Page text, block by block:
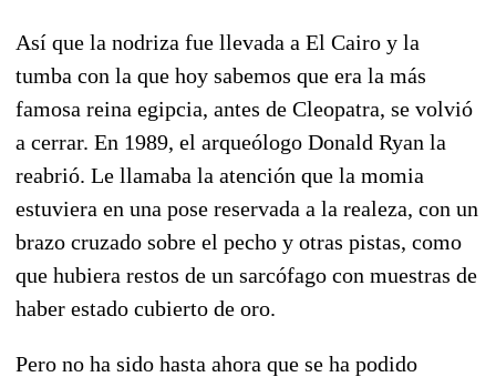
Así que la nodriza fue llevada a El Cairo y la
tumba con la que hoy sabemos que era la más
famosa reina egipcia, antes de Cleopatra, se volvió
a cerrar. En 1989, el arqueólogo Donald Ryan la
reabrió. Le llamaba la atención que la momia
estuviera en una pose reservada a la realeza, con un
brazo cruzado sobre el pecho y otras pistas, como
que hubiera restos de un sarcófago con muestras de
haber estado cubierto de oro.
Pero no ha sido hasta ahora que se ha podido